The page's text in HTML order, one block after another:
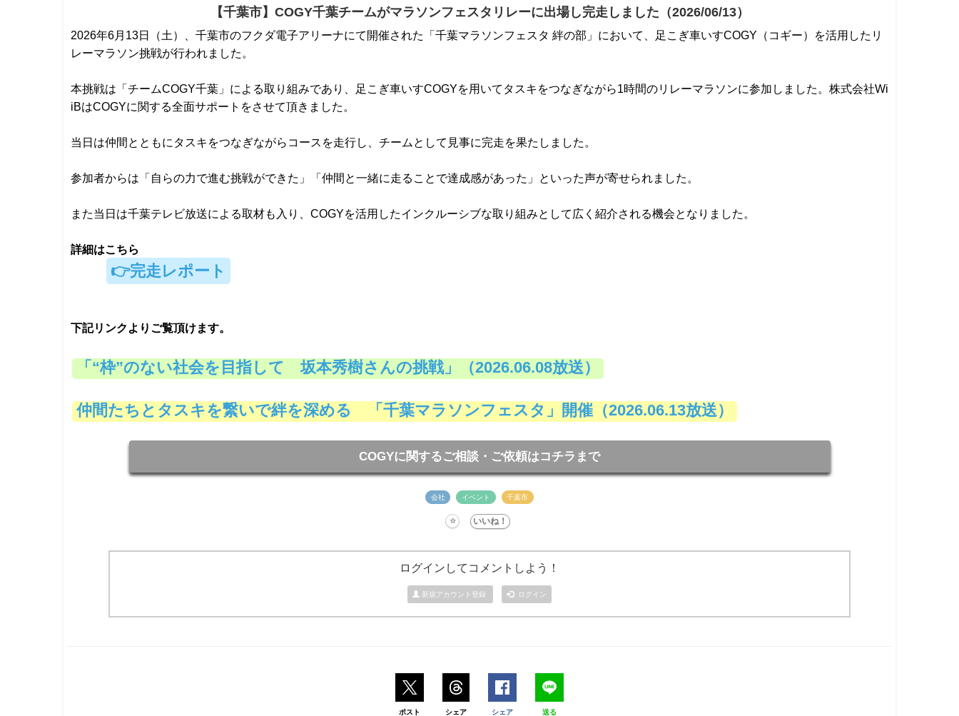
【千葉市】COGY千葉チームがマラソンフェスタリレーに出場し完走しました（2026/06/13）
2026年6月13日（土）、千葉市のフクダ電子アリーナにて開催された「千葉マラソンフェスタ 絆の部」において、足こぎ車いすCOGY（コギー）を活用したリ
レーマラソン挑戦が行われました。
本挑戦は「チームCOGY千葉」による取り組みであり、足こぎ車いすCOGYを用いてタスキをつなぎながら1時間のリレーマラソンに参加しました。株式会社Wi
iBはCOGYに関する全面サポートをさせて頂きました。
当日は仲間とともにタスキをつなぎながらコースを走行し、チームとして見事に完走を果たしました。
参加者からは「自らの力で進む挑戦ができた」「仲間と一緒に走ることで達成感があった」といった声が寄せられました。
また当日は千葉テレビ放送による取材も入り、COGYを活用したインクルーシブな取り組みとして広く紹介される機会となりました。
詳細はこちら
👉完走レポート
下記リンクよりご覧頂けます。
「“枠”のない社会を目指して 坂本秀樹さんの挑戦」（2026.06.08放送）
仲間たちとタスキを繋いで絆を深める 「千葉マラソンフェスタ」開催（2026.06.13放送）
COGYに関するご相談・ご依頼はコチラまで
会社 イベント 千葉市
ログインしてコメントしよう！
新規アカウント登録 ログイン
ポスト シェア シェア 送る